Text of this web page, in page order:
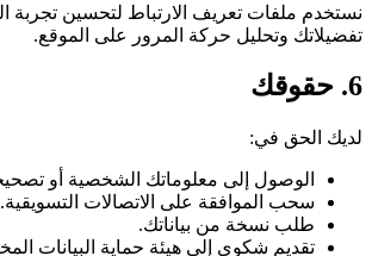
نستخدم ملفات تعريف الارتباط لتحسين تجربة
تفضيلاتك وتحليل حركة المرور على الموقع.
6. حقوقك
لديك الحق في:
الوصول إلى معلوماتك الشخصية أو
سحب الموافقة على الاتصالات التسويقية.
طلب نسخة من بياناتك.
تقديم شكوى إلى هيئة حماية البيانات